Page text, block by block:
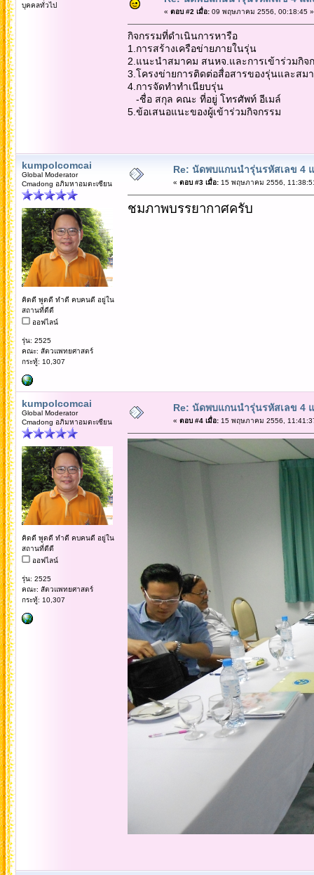
บุคคลทั่วไป
« ตอบ #2 เมื่อ:09 พฤษภาคม 2556, 00:18:45 »
กิจกรรมที่ดำเนินการหารือ
1.การสร้างเครือข่ายภายในรุ่น
2.แนะนำสมาคม สนหจ.และการเข้าร่วมกิจ
3.โครงข่ายการติดต่อสื่อสารของรุ่นและสม
4.การจัดทำทำเนียบรุ่น
-ชื่อ สกุล คณะ ที่อยู่ โทรศัพท์ อีเมล์
5.ข้อเสนอแนะของผู้เข้าร่วมกิจกรรม
kumpolcomcai
Global Moderator
Cmadong อภิมหาอมตะเซียน
คิดดี พูดดี ทำดี คบคนดี อยู่ใน
สถานที่ดีดี
ออฟไลน์
รุ่น: 2525
คณะ: สัตวแพทยศาสตร์
กระทู้: 10,307
Re: นัดพบแกนนำรุ่นรหัสเลข 4
« ตอบ #3 เมื่อ:15 พฤษภาคม 2556,
ชมภาพบรรยากาศครับ
kumpolcomcai
Global Moderator
Cmadong อภิมหาอมตะเซียน
คิดดี พูดดี ทำดี คบคนดี อยู่ใน
สถานที่ดีดี
ออฟไลน์
รุ่น: 2525
คณะ: สัตวแพทยศาสตร์
กระทู้: 10,307
Re: นัดพบแกนนำรุ่นรหัสเลข 4
« ตอบ #4 เมื่อ:15 พฤษภาคม 2556,